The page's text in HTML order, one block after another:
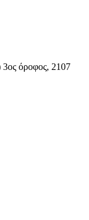
όροφος, 2107